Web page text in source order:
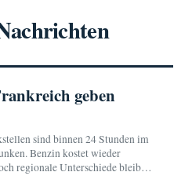
geben
sind binnen 24 Stunden im
Benzin kostet wieder
regionale Unterschiede bleiben